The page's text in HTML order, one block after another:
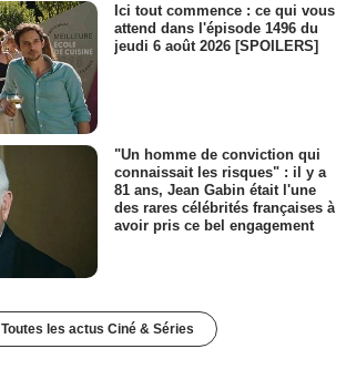
Ici tout commence : ce qui vous
attend dans l'épisode 1496 du
jeudi 6 août 2026 [SPOILERS]
"Un homme de conviction qui
connaissait les risques" : il y a
81 ans, Jean Gabin était l'une
des rares célébrités françaises à
avoir pris ce bel engagement
Toutes les actus Ciné & Séries